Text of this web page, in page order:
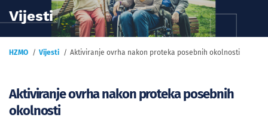
Vijesti
HZMO Vijesti Aktiviranje ovrha nakon proteka posebnih okolnosti
Aktiviranje ovrha nakon proteka posebnih
okolnosti